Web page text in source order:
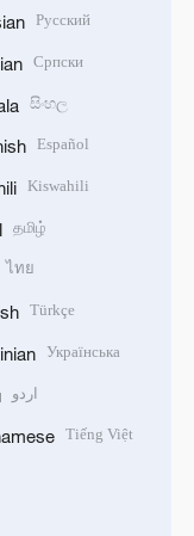
Русский
Српски
සිංහල
Español
Kiswahili
தமிழ்
ไทย
Türkçe
Українська
اردو
Tiếng Việt